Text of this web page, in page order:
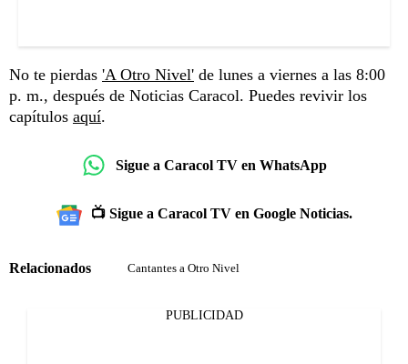
No te pierdas 'A Otro Nivel' de lunes a viernes a las 8:00
p. m., después de Noticias Caracol. Puedes revivir los
capítulos aquí.
Sigue a Caracol TV en WhatsApp
📺 Sigue a Caracol TV en Google Noticias.
Relacionados Cantantes a Otro Nivel
PUBLICIDAD